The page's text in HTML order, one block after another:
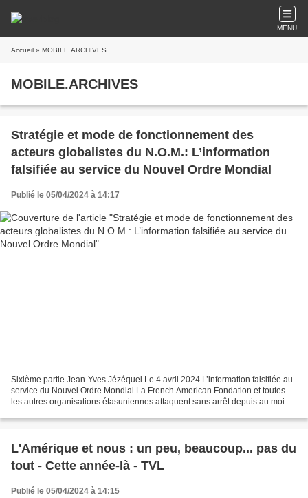
MENU
Accueil » MOBILE.ARCHIVES
MOBILE.ARCHIVES
Stratégie et mode de fonctionnement des
acteurs globalistes du N.O.M.: L’information
falsifiée au service du Nouvel Ordre Mondial
Publié le 05/04/2024 à 14:17
Sixième partie Jean-Yves Jézéquel Le 4 avril 2024 L’information falsifiée au
service du Nouvel Ordre Mondial La French American Fondation et toutes
les autres organisations étasuniennes attaquent sans arrêt depuis au moins
L'Amérique et nous : un peu, beaucoup... pas du
tout - Cette année-là - TVL
Publié le 05/04/2024 à 14:15